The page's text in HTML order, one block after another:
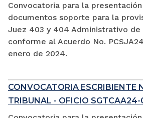
Convocatoria para la
documentos soporte para la
Juez 403 y 404 Administrativo de
conforme al Acuerdo No.
enero de 2024.
CONVOCATORIA ESCRIBIENTE
TRIBUNAL - OFICIO SGTCAA24-